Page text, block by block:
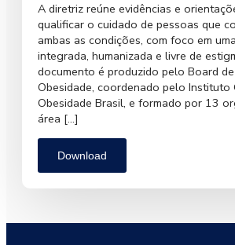
A diretriz reúne evidências e
qualificar o cuidado de pessoas que
ambas as condições, com foco em
integrada, humanizada e livre de
documento é produzido pelo Board
Obesidade, coordenado pelo Instituto
Obesidade Brasil, e formado por 13
área […]
Download